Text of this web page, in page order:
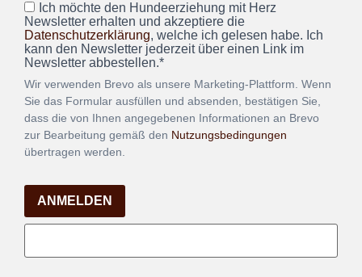
Ich möchte den Hundeerziehung mit Herz
Newsletter erhalten und akzeptiere die
Datenschutzerklärung, welche ich gelesen habe. Ich
kann den Newsletter jederzeit über einen Link im
Newsletter abbestellen.*
Wir verwenden Brevo als unsere Marketing-Plattform. Wenn
Sie das Formular ausfüllen und absenden, bestätigen Sie,
dass die von Ihnen angegebenen Informationen an Brevo
zur Bearbeitung gemäß den Nutzungsbedingungen
übertragen werden.
ANMELDEN